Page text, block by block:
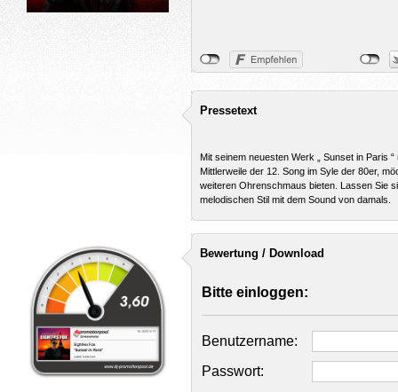
Pressetext
Mit seinem neuesten Werk „ Sunset in Paris
Mittlerweile der 12. Song im Syle der 80er,
weiteren Ohrenschmaus bieten. Lassen Sie
melodischen Stil mit dem Sound von damals.
Bewertung / Download
Bitte einloggen:
Benutzername:
Passwort: